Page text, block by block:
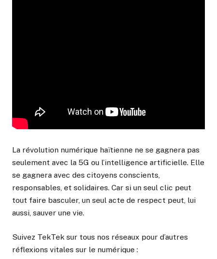
La révolution numérique haïtienne ne se gagnera pas
seulement avec la 5G ou l’intelligence artificielle. Elle
se gagnera avec des citoyens conscients,
responsables, et solidaires. Car si un seul clic peut
tout faire basculer, un seul acte de respect peut, lui
aussi, sauver une vie.
Suivez TekTek sur tous nos réseaux pour d’autres
réflexions vitales sur le numérique :